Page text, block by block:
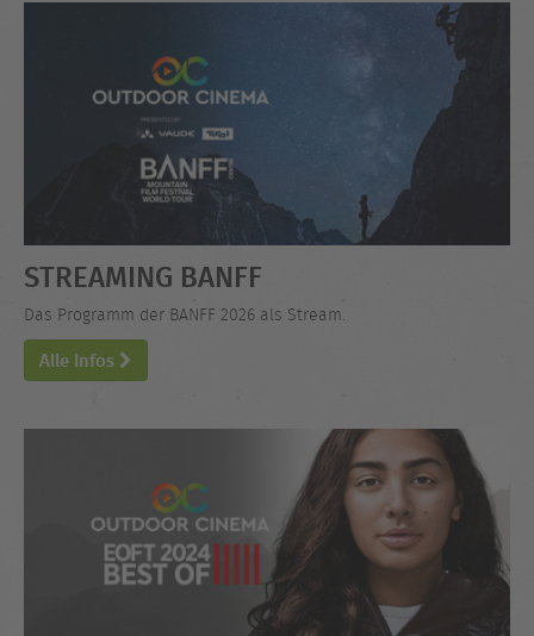
STREAMING BANFF
Das Programm der BANFF 2026 als Stream.
Alle Infos